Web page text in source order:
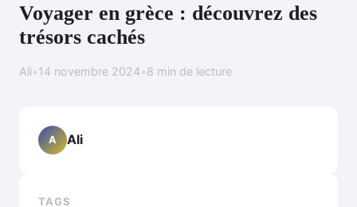
Voyager en grèce : découvrez des
trésors cachés
Ali•14 novembre 2024•8 min de lecture
A Ali
TAGS